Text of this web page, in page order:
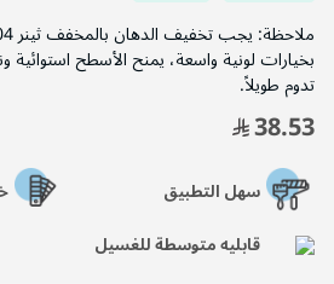
بخيارات لونية واسعة، يمنح الأسطح استوائية
تدوم طويلاً.
38.53
سهل التطبيق
قابليه متوسطة للغسيل